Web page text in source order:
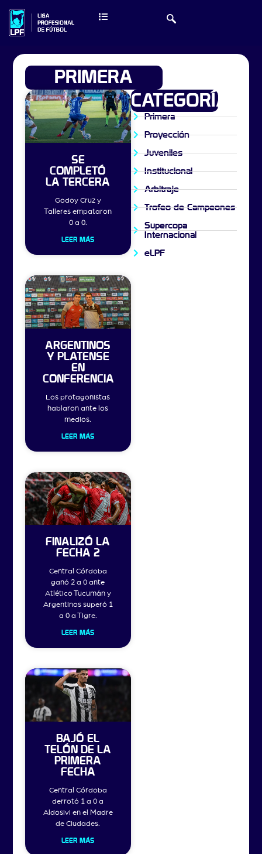
PRIMERA
SE
COMPLETÓ
LA TERCERA
Godoy Cruz y
Talleres empataron
0 a 0.
LEER MÁS
ARGENTINOS
Y PLATENSE
EN
CONFERENCIA
Los protagonistas
hablaron ante los
medios.
LEER MÁS
FINALIZÓ LA
FECHA 2
Central Córdoba
ganó 2 a 0 ante
Atlético Tucumán y
Argentinos superó 1
a 0 a Tigre.
LEER MÁS
BAJÓ EL
TELÓN DE LA
PRIMERA
FECHA
Central Córdoba
derrotó 1 a 0 a
Aldosivi en el Madre
de Ciudades.
LEER MÁS
CATEGORÍAS
Primera
Proyección
Juveniles
Institucional
Arbitraje
Trofeo de Campeones
Supercopa
Internacional
eLPF